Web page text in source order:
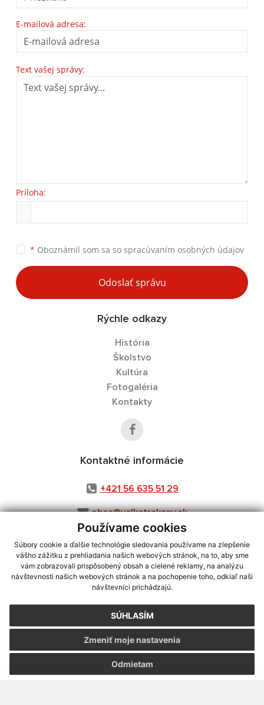
Používame cookies
Súbory cookie a ďalšie technológie sledovania používame na zlepšenie
vášho zážitku z prehliadania našich webových stránok, na to, aby sme
vám zobrazovali prispôsobený obsah a cielené reklamy, na analýzu
návštevnosti našich webových stránok a na pochopenie toho, odkiaľ naši
návštevníci prichádzajú.
SÚHLASÍM
Odmietam
Zmeniť moje nastavenia
E-mailová adresa:
Text vašej správy:
Príloha:
* Oboznámil som sa so spracúvaním osobných údajov
Odoslať správu
Rýchle odkazy
História
Školstvo
Kultúra
Fotogaléria
Kontakty
Kontaktné informácie
+421 56 635 51 29
obec@velketrakany.sk
využite možnosť získavania aktuálnych informácií s využitím RSS
CMS systém (redakčný) systém ECHELON 2,Mapa stránok,web portál
webex.digital, s.r.o.,domény,registrácia domény
Posledná aktualizácia:03.08.2026
Vytlačiť stránku|Vyhlásenie o prístupnosti